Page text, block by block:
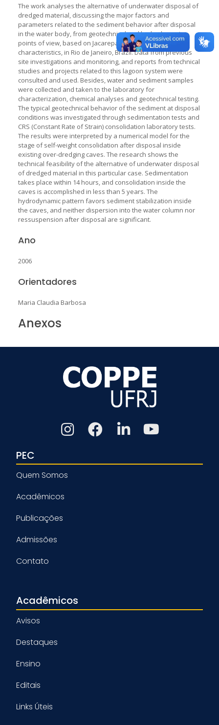
The work analyses the alternative of underwater disposal of
dredged material, discussing the major factors and
parameters related to the sediment behavior after disposal
in the water body, from geotechnical and hydrodynamic
points of view, based on Jacarepaguá Lagoon System
characteristics, in Rio de Janeiro, Brazil. Data from previous
site investigations and monitoring, and reports from technical
studies and projects related to this lagoon system were
consulted and used. Besides, water and sediment samples
were collected and taken to the laboratory for
characterization, chemical analyses and geotechnical testing.
The typical geotechnical behavior of the sediment at disposal
conditions was investigated through sedimentation tests and
CRS (Constant Rate of Strain) consolidation laboratory tests.
The results were interpreted by a numerical model for the
stage of self-weight consolidation after disposal inside
existing over-dredging caves. The research shows the
technical feasibility of the alternative of underwater disposal
of dredged material in this particular case. Sedimentation
takes place within 14 hours, and consolidation inside the
caves is accomplished in less than 5 years. The
hydrodynamic pattern favors sediment stabilization inside
the caves, and neither dispersion into the water column nor
ressuspension after disposal are significant.
Ano
2006
Orientadores
Maria Claudia Barbosa
Anexos
PEC
Quem Somos
Acadêmicos
Publicações
Admissões
Contato
Acadêmicos
Avisos
Destaques
Ensino
Editais
Links Úteis